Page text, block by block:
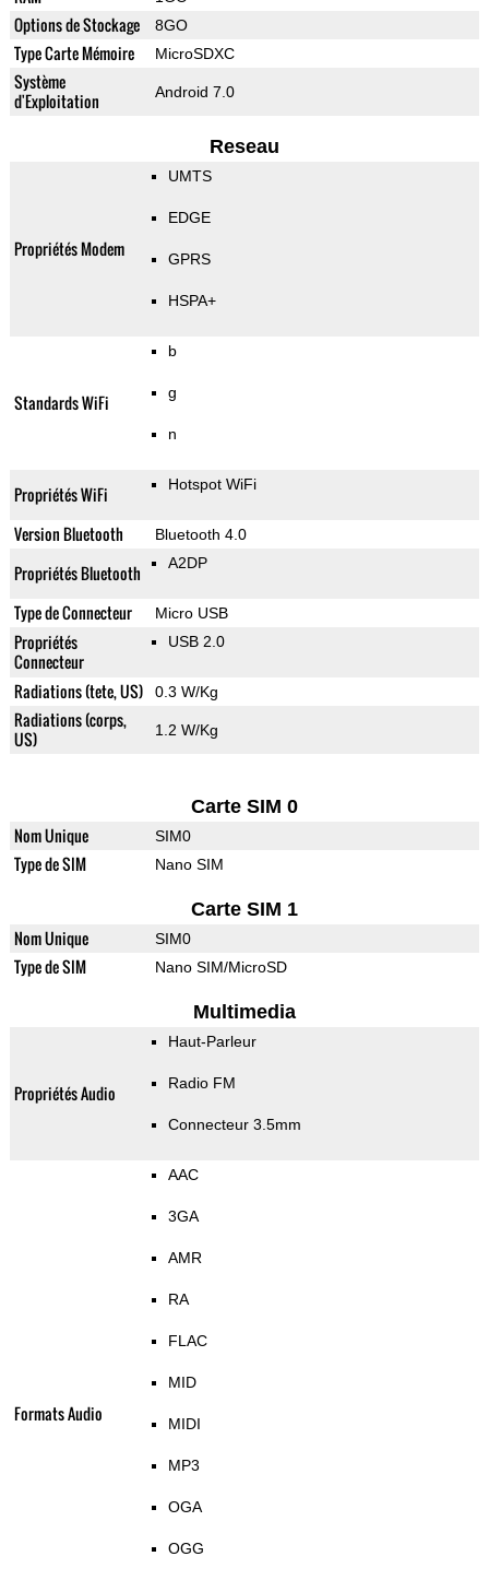
Options de Stockage 8GO
Type Carte Mémoire MicroSDXC
Système
d'Exploitation
Android 7.0
Reseau
Propriétés Modem
UMTS
EDGE
GPRS
HSPA+
Standards WiFi
b
g
n
Propriétés WiFi Hotspot WiFi
Version Bluetooth Bluetooth 4.0
Propriétés Bluetooth A2DP
Type de Connecteur Micro USB
Propriétés
Connecteur
USB 2.0
Radiations (tete, US) 0.3 W/Kg
Radiations (corps,
US)
1.2 W/Kg
Carte SIM 0
Nom Unique SIM0
Type de SIM Nano SIM
Carte SIM 1
Nom Unique SIM0
Type de SIM Nano SIM/MicroSD
Multimedia
Propriétés Audio
Haut-Parleur
Radio FM
Connecteur 3.5mm
Formats Audio
AAC
3GA
AMR
RA
FLAC
MID
MIDI
MP3
OGA
OGG